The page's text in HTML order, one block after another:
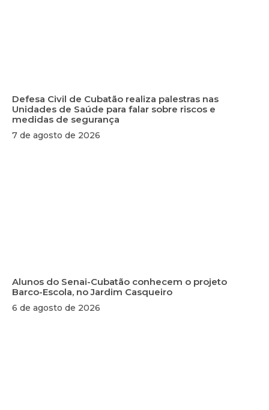
Defesa Civil de Cubatão realiza palestras nas
Unidades de Saúde para falar sobre riscos e
medidas de segurança
7 de agosto de 2026
Alunos do Senai-Cubatão conhecem o projeto
Barco-Escola, no Jardim Casqueiro
6 de agosto de 2026